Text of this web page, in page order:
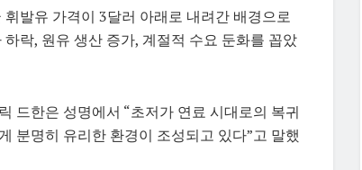
발유 가격이 3달러 아래로 내려간 배경으로
락, 원유 생산 증가, 계절적 수요 둔화를 꼽았
드한은 성명에서 “초저가 연료 시대로의 복귀
분명히 유리한 환경이 조성되고 있다”고 말했